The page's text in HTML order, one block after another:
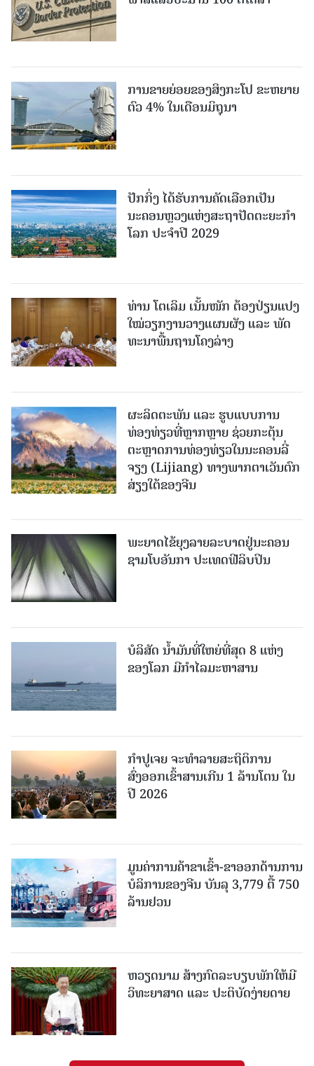
ການຂາຍຍ່ອຍຂອງສິງກະໂປ ຂະຫຍາຍ
ຕົວ 4% ໃນເດືອນມິຖຸນາ
ປັກກິ່ງ ໄດ້ຮັບການຄັດເລືອກເປັນ
ນະຄອນຫຼວງແຫ່ງສະຖາປັດຕະຍະກຳ
ໂລກ ປະຈຳປີ 2029
ທ່ານ ໂຕ​ເລິມ ເນັ້ນໜັກ ຕ້ອງ​ປ່ຽນ​ແປງ​
ໃໝ່​ວຽກ​ງານ​ວາງ​ແຜນ​ຜັງ ແລະ ​ພັດ​
ທະ​ນາ​ພື້ນ​ຖານ​ໂຄງ​ລ່າງ
ຜະລິດຕະພັນ ແລະ ຮູບແບບການ
ທ່ອງທ່ຽວທີ່ຫຼາກຫຼາຍ ຊ່ວຍກະຕຸ້ນ
ຕະຫຼາດການທ່ອງທ່ຽວໃນນະຄອນລີ່
ຈຽງ (Lijiang) ທາງພາກຕາເວັນຕົກ
ສ່ຽງໃຕ້ຂອງຈີນ
ພະຍາດໄຂ້ຍຸງລາຍລະບາດຢູ່ນະຄອນ
ຊາມໂບ​ອັນກາ ປະເທດຟີລິບປິນ
ບໍລິສັດ ນ້ຳມັນທີ່ໃຫຍ່ທີ່ສຸດ 8 ແຫ່ງ
ຂອງໂລກ ມີກຳໄລມະຫາສານ
ກຳປູເຈຍ ຈະທຳລາຍສະຖິຕິການ
ສົ່ງອອກເຂົ້າສານເກີນ 1 ລ້ານໂຕນ ໃນ
ປີ 2026
ມູນຄ່າການຄ້າຂາເຂົ້າ-ຂາອອກດ້ານການ
ບໍລິການຂອງຈີນ ບັນລຸ 3,779 ຕື້ 750
ລ້ານຢວນ
ຫວຽດນາມ ສ້າງກົດລະບຽບພັກໃຫ້ມີ
ວິທະຍາສາດ ແລະ ປະຕິບັດງ່າຍດາຍ